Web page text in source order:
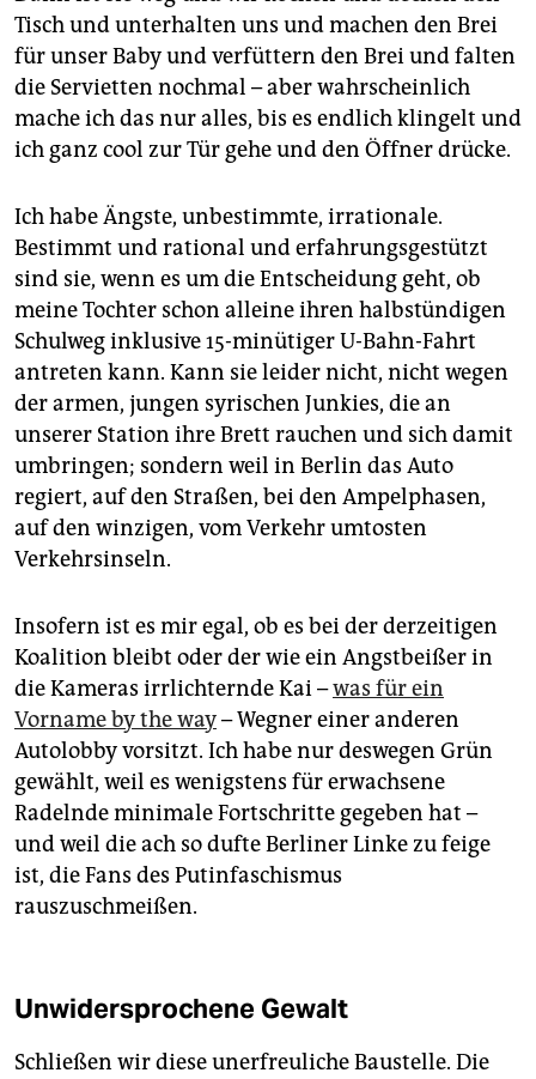
Tisch und unterhalten uns und machen den Brei
für unser Baby und verfüttern den Brei und falten
die Servietten nochmal – aber wahrscheinlich
mache ich das nur alles, bis es endlich klingelt und
ich ganz cool zur Tür gehe und den Öffner drücke.
Ich habe Ängste, unbestimmte, irrationale.
Bestimmt und rational und erfahrungsgestützt
sind sie, wenn es um die Entscheidung geht, ob
meine Tochter schon alleine ihren halbstündigen
Schulweg inklusive 15-minütiger U-Bahn-Fahrt
antreten kann. Kann sie leider nicht, nicht wegen
der armen, jungen syrischen Junkies, die an
unserer Station ihre Brett rauchen und sich damit
umbringen; sondern weil in Berlin das Auto
regiert, auf den Straßen, bei den Ampelphasen,
auf den winzigen, vom Verkehr umtosten
Verkehrsinseln.
Insofern ist es mir egal, ob es bei der derzeitigen
Koalition bleibt oder der wie ein Angstbeißer in
die Kameras irrlichternde Kai –was für ein
Vorname by the way– Wegner einer anderen
Autolobby vorsitzt. Ich habe nur deswegen Grün
gewählt, weil es wenigstens für erwachsene
Radelnde minimale Fortschritte gegeben hat –
und weil die ach so dufte Berliner Linke zu feige
ist, die Fans des Putinfaschismus
rauszuschmeißen.
Unwidersprochene Gewalt
Schließen wir diese unerfreuliche Baustelle. Die